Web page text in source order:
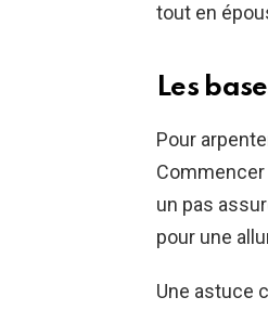
tout en
Les
Pour
un pas
pour une
Une astuce